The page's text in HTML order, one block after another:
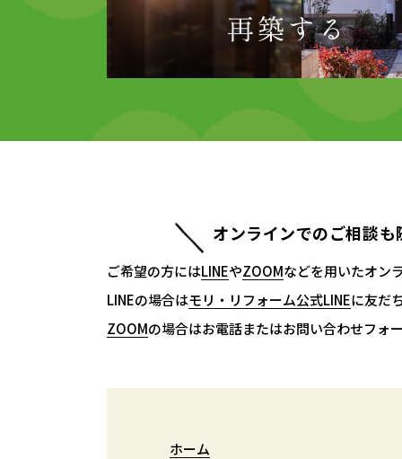
オンラインでのご相談も
ご希望の方にはLINE
LINEやZOOM
ZOOMなどを用いたオン
LINEの場合はモリ・リフォーム公式LINE
モリ・リフォーム公式LINEに友だ
ZOOM
ZOOMの場合はお電話またはお問い合わせフォ
ホーム
ホーム